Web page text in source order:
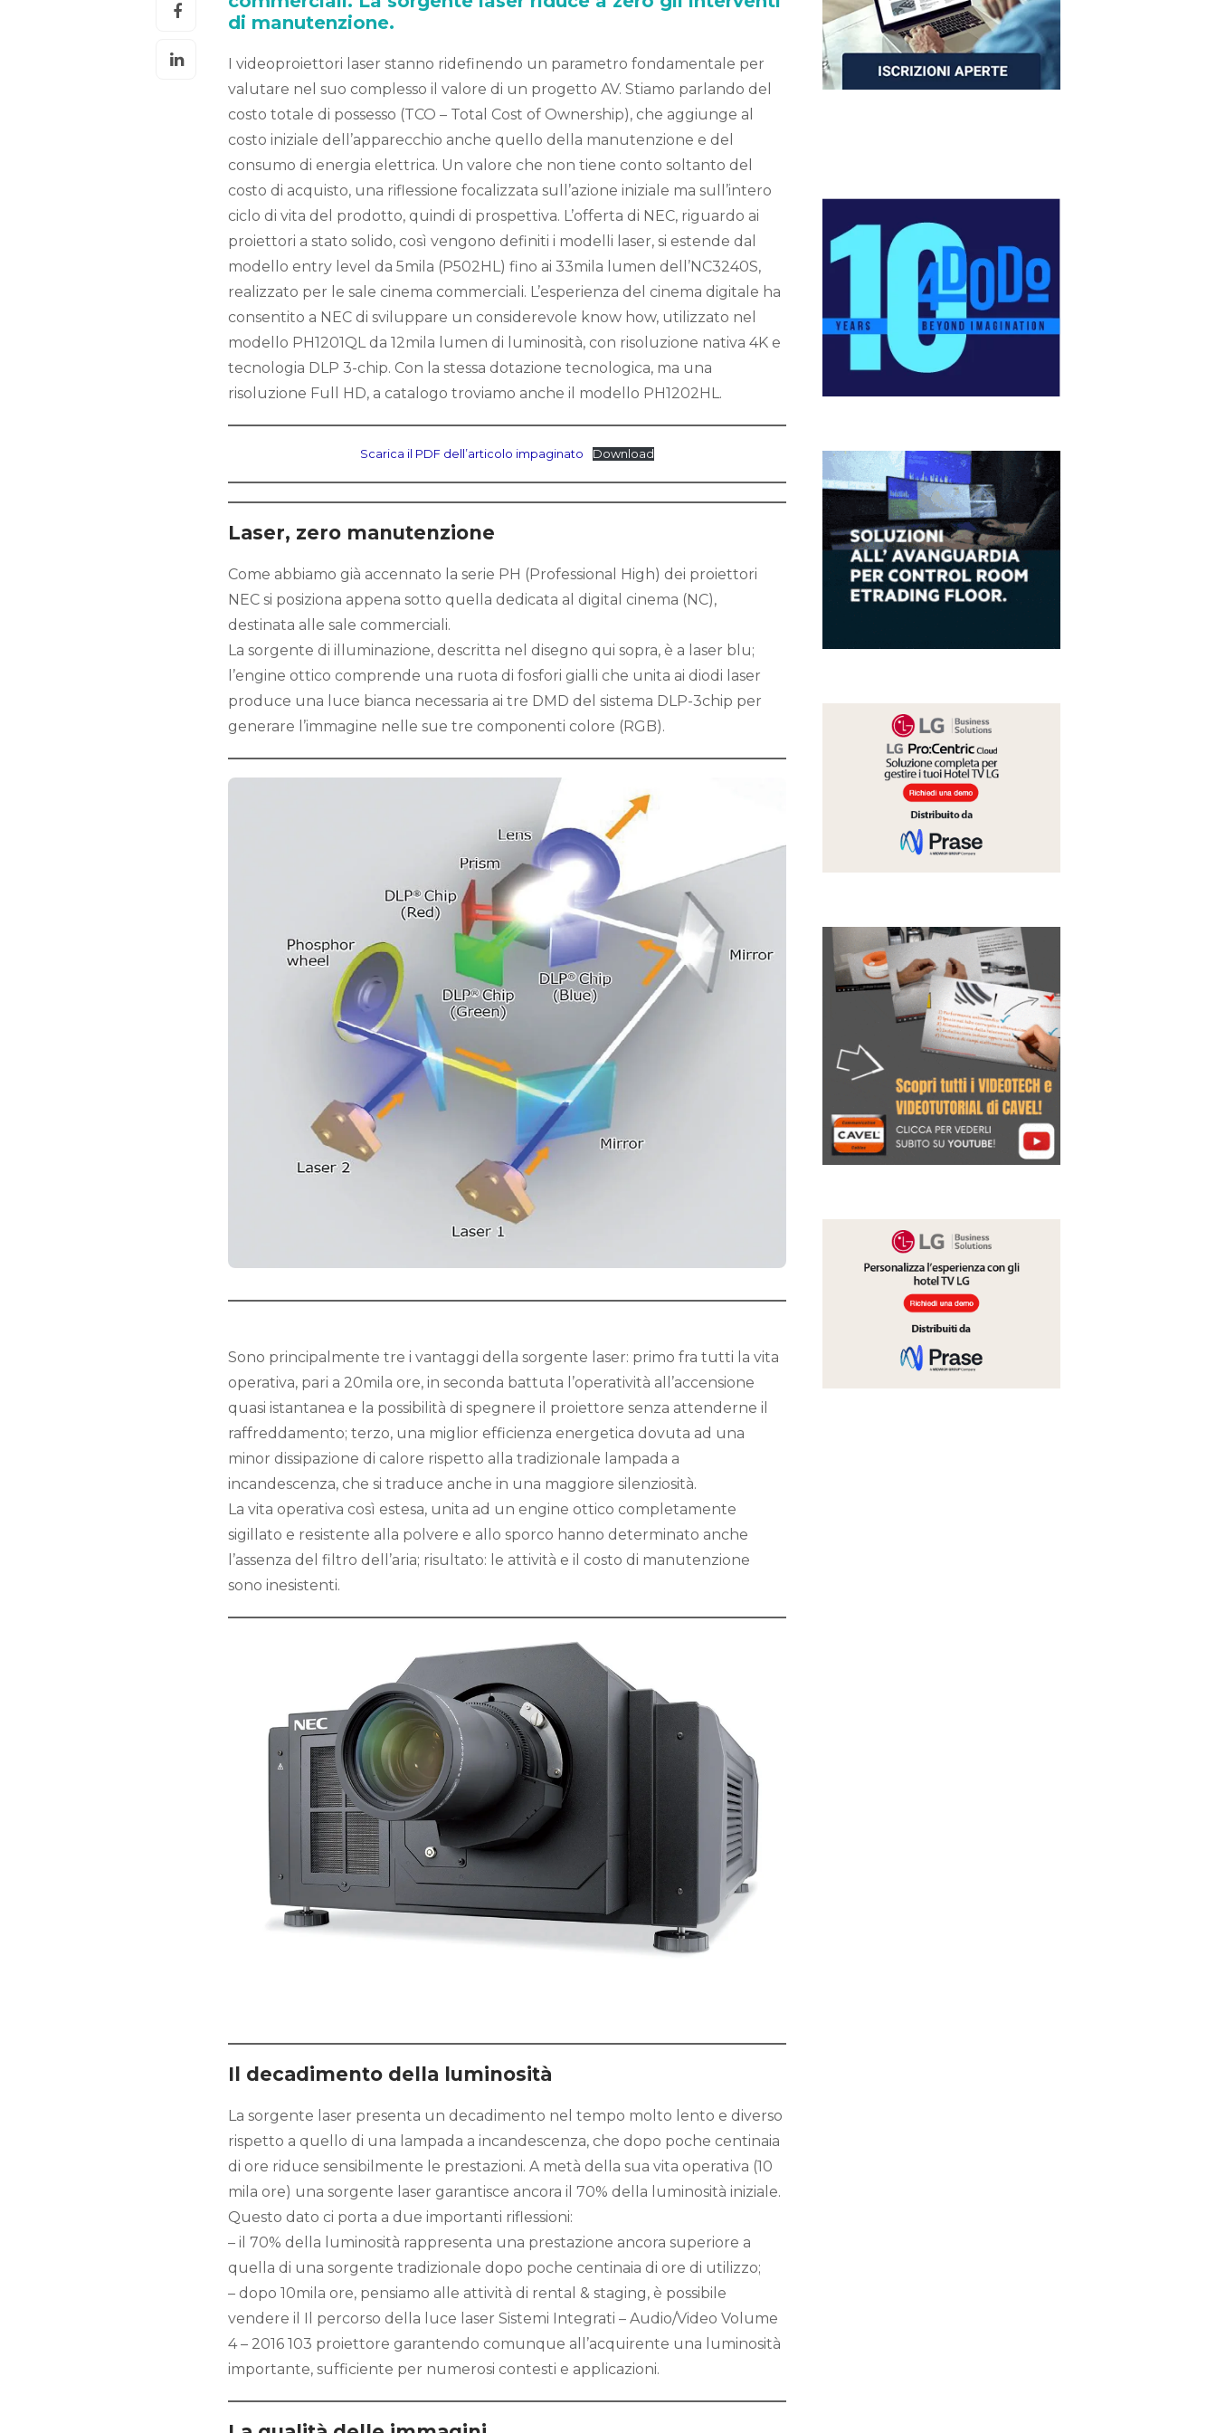
di manutenzione.
I videoproiettori laser stanno ridefinendo un parametro fondamentale per
valutare nel suo complesso il valore di un progetto AV. Stiamo parlando del
costo totale di possesso (TCO – Total Cost of Ownership), che aggiunge al
costo iniziale dell’apparecchio anche quello della manutenzione e del
consumo di energia elettrica. Un valore che non tiene conto soltanto del
costo di acquisto, una riflessione focalizzata sull’azione iniziale ma sull’intero
ciclo di vita del prodotto, quindi di prospettiva. L’offerta di NEC, riguardo ai
proiettori a stato solido, così vengono definiti i modelli laser, si estende dal
modello entry level da 5mila (P502HL) fino ai 33mila lumen dell’NC3240S,
realizzato per le sale cinema commerciali. L’esperienza del cinema digitale ha
consentito a NEC di sviluppare un considerevole know how, utilizzato nel
modello PH1201QL da 12mila lumen di luminosità, con risoluzione nativa 4K e
tecnologia DLP 3-chip. Con la stessa dotazione tecnologica, ma una
risoluzione Full HD, a catalogo troviamo anche il modello PH1202HL.
Scarica il PDF dell’articolo impaginato Download
Laser, zero manutenzione
Come abbiamo già accennato la serie PH (Professional High) dei proiettori
NEC si posiziona appena sotto quella dedicata al digital cinema (NC),
destinata alle sale commerciali.
La sorgente di illuminazione, descritta nel disegno qui sopra, è a laser blu;
l’engine ottico comprende una ruota di fosfori gialli che unita ai diodi laser
produce una luce bianca necessaria ai tre DMD del sistema DLP-3chip per
generare l’immagine nelle sue tre componenti colore (RGB).
Sono principalmente tre i vantaggi della sorgente laser: primo fra tutti la vita
operativa, pari a 20mila ore, in seconda battuta l’operatività all’accensione
quasi istantanea e la possibilità di spegnere il proiettore senza attenderne il
raffreddamento; terzo, una miglior efficienza energetica dovuta ad una
minor dissipazione di calore rispetto alla tradizionale lampada a
incandescenza, che si traduce anche in una maggiore silenziosità.
La vita operativa così estesa, unita ad un engine ottico completamente
sigillato e resistente alla polvere e allo sporco hanno determinato anche
l’assenza del filtro dell’aria; risultato: le attività e il costo di manutenzione
sono inesistenti.
Il decadimento della luminosità
La sorgente laser presenta un decadimento nel tempo molto lento e diverso
rispetto a quello di una lampada a incandescenza, che dopo poche centinaia
di ore riduce sensibilmente le prestazioni. A metà della sua vita operativa (10
mila ore) una sorgente laser garantisce ancora il 70% della luminosità iniziale.
Questo dato ci porta a due importanti riflessioni:
– il 70% della luminosità rappresenta una prestazione ancora superiore a
quella di una sorgente tradizionale dopo poche centinaia di ore di utilizzo;
– dopo 10mila ore, pensiamo alle attività di rental & staging, è possibile
vendere il Il percorso della luce laser Sistemi Integrati – Audio/Video Volume
4 – 2016 103 proiettore garantendo comunque all’acquirente una luminosità
importante, sufficiente per numerosi contesti e applicazioni.